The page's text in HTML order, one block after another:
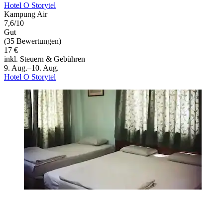
Hotel O Storytel
Kampung Air
7,6/10
Gut
(35 Bewertungen)
17 €
inkl. Steuern & Gebühren
9. Aug.–10. Aug.
Hotel O Storytel